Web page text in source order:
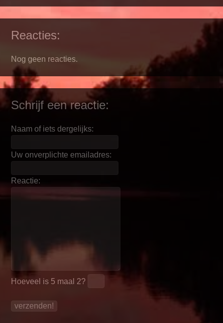
Reacties:
Nog geen reacties.
Schrijf een reactie:
Naam of iets dergelijks:
Uw onverplichte emailadres:
Reactie:
Hoeveel is 5 maal 2?